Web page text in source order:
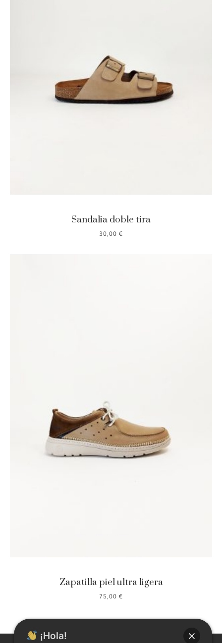
Sandalia doble tira
30,00 €
Zapatilla piel ultra ligera
75,00 €
¡Hola!